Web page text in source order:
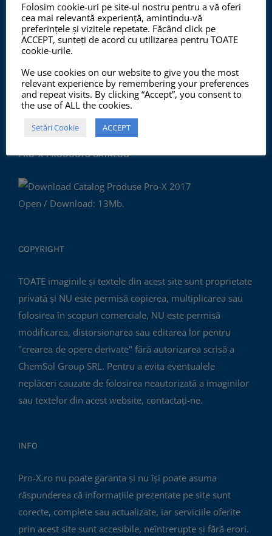
ISO 9001:2015, ISO 14001:2015
Începând cu anul 2012, ChemSol Group deține
Certificatul Sistemului de Management al Calității
ISO9001:2015 și Certificatul Sistemului de Management
al Mediului ISO14001:2015.
PRO-X PRODUCTS CATALOG
Open / Download: 13Mb.
COPYRIGHT
TOATE imaginile și textele din acest site sunt proprietate
privată și NU este permisă copierea, multiplicarea sau
folosirea în scopuri comerciale, NU este permisă
modificarea, distorsionarea sau editarea lor pentru
"crearea de opere derivate" fără autorizarea scrisă a
ChemSol Group SRL. Pentru a evita eventualele
neplăceri cauzate de folosirea neautorizată a imaginilor
sau textelor din acest website, contactați-ne.
INFO
Pro-X.ro nu poate garanta și nu își poate asuma
răspunderea că informațiile prezentate pe site sunt
corecte, complete sau actualizate, iar serviciile oferite
prin acest site sunt accesibile, neîntrerupte și fără erori.
Folosim cookie-uri pe site-ul nostru pentru a vă oferi
cea mai relevantă experiență, amintindu-vă
preferințele și vizitele repetate. Făcând click pe
ACCEPT, sunteți de acord cu utilizarea pentru TOATE
cookie-urile.
We use cookies on our website to give you the most
relevant experience by remembering your preferences
and repeat visits. By clicking “Accept”, you consent to
the use of ALL the cookies.
Setări Cookie ACCEPT